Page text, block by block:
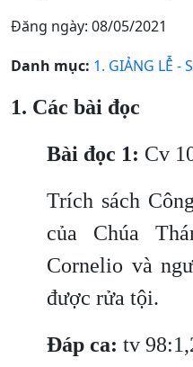
Đăng ngày: 08/05/2021
Danh mục: 1. GIẢNG LỄ -
1. Các bài đọc
Bài đọc 1: Cv
Trích sách
của Chúa
Cornelio và
được rửa tội.
Đáp ca: tv